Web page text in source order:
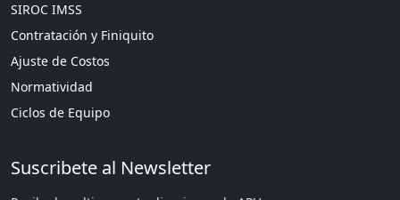
SIROC IMSS
Contratación y Finiquito
Ajuste de Costos
Normatividad
Ciclos de Equipo
Suscribete al Newsletter